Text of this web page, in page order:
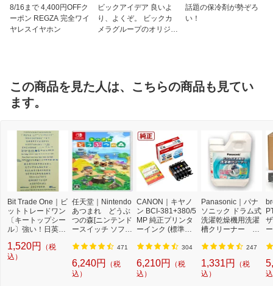
8/16まで 4,400円OFFク
ーポン REGZA 完全ワイ
ヤレスイヤホン
ビックアイデア 良いよ
り、よくぞ。 ビックカ
メラグループのオリジナ
話題の保冷剤が勢ぞろ
い！
この商品を見た人は、こちらの商品も見てい
ます。
Bit Trade One｜ビ
ットトレードワン
〔キートップシー
ル〕強い！日英対
プシールセット ブ
ルー DYKTSBL
1,520円
（税
込）
任天堂｜Nintendo
あつまれ どうぶ
つの森[ニンテンド
ースイッチ ソフ
471
6,240円
（税
込）
CANON｜キヤノ
ン BCI-381+380/5
MP 純正プリンタ
ーインク (標準容
3813805MP] 304
6,210円
（税
込）
Panasonic｜パナ
ソニック ドラム式
洗濯乾燥機用洗濯
槽クリーナー N-
機 洗浄 洗剤 750m
l NW2]【rb_pcp】
247
1,331円
（税
込）
T